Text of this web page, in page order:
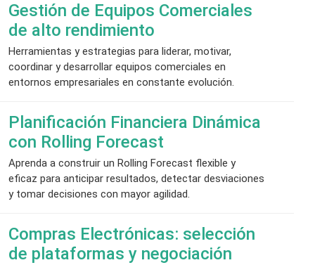
Gestión de Equipos Comerciales
de alto rendimiento
Herramientas y estrategias para liderar, motivar,
coordinar y desarrollar equipos comerciales en
entornos empresariales en constante evolución.
Planificación Financiera Dinámica
con Rolling Forecast
Aprenda a construir un Rolling Forecast flexible y
eficaz para anticipar resultados, detectar desviaciones
y tomar decisiones con mayor agilidad.
Compras Electrónicas: selección
de plataformas y negociación